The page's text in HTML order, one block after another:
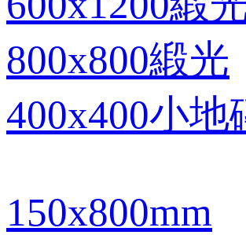
800x800緞光
400x400小地
150x800mm